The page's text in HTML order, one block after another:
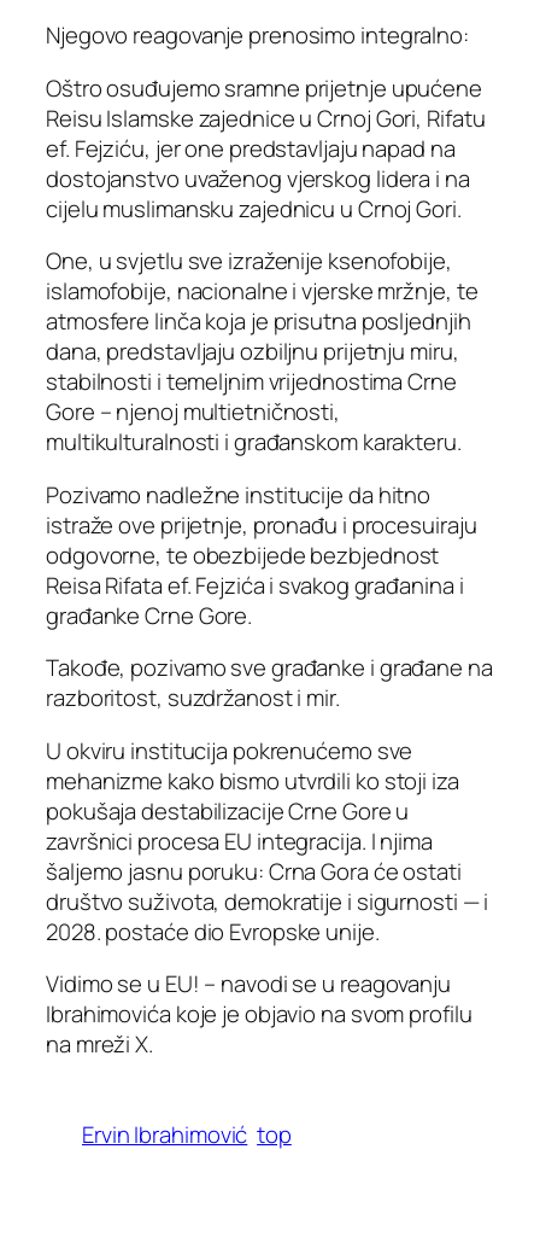
Njegovo reagovanje prenosimo integralno:
Oštro osuđujemo sramne prijetnje upućene
Reisu Islamske zajednice u Crnoj Gori, Rifatu
ef. Fejziću, jer one predstavljaju napad na
dostojanstvo uvaženog vjerskog lidera i na
cijelu muslimansku zajednicu u Crnoj Gori.
One, u svjetlu sve izraženije ksenofobije,
islamofobije, nacionalne i vjerske mržnje, te
atmosfere linča koja je prisutna posljednjih
dana, predstavljaju ozbiljnu prijetnju miru,
stabilnosti i temeljnim vrijednostima Crne
Gore – njenoj multietničnosti,
multikulturalnosti i građanskom karakteru.
Pozivamo nadležne institucije da hitno
istraže ove prijetnje, pronađu i procesuiraju
odgovorne, te obezbijede bezbjednost
Reisa Rifata ef. Fejzića i svakog građanina i
građanke Crne Gore.
Takođe, pozivamo sve građanke i građane na
razboritost, suzdržanost i mir.
U okviru institucija pokrenućemo sve
mehanizme kako bismo utvrdili ko stoji iza
pokušaja destabilizacije Crne Gore u
završnici procesa EU integracija. I njima
šaljemo jasnu poruku: Crna Gora će ostati
društvo suživota, demokratije i sigurnosti — i
2028. postaće dio Evropske unije.
Vidimo se u EU! – navodi se u reagovanju
Ibrahimovića koje je objavio na svom profilu
na mreži X.
Ervin Ibrahimović top